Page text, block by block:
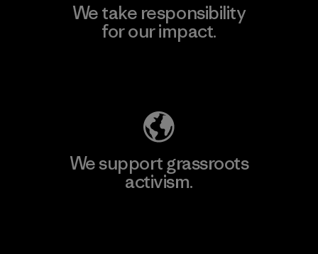
We take responsibility
for our impact.
We support grassroots
activism.